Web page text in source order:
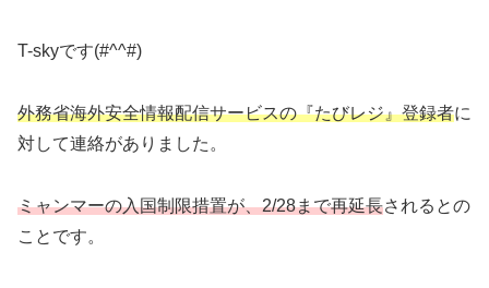
T-skyです(#^^#)
外務省海外安全情報配信サービスの『たびレジ』登録者に
対して連絡がありました。
ミャンマーの入国制限措置が、2/28まで再延長されるとの
ことです。